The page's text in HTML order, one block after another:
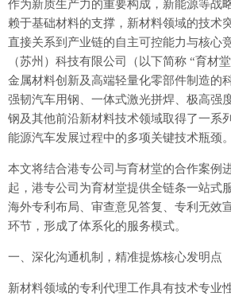
作为新质生产力的重要构成，新能源等战
赖于基础材料的支撑，新材料领域的技术
直接关系到产业链的自主可控能力与核心
（苏州）科技有限公司（以下简称 “育材
金属材料创新及高端轻量化零部件制造的
强韧汽车用钢、一体式激光拼焊、极高强
钢及其他前沿新材料技术领域取得了一系
能源汽车发展过程中的多项关键技术瓶颈。
本文将结合港专公司与育材堂的合作案例
起，港专公司为育材堂提供全链条一站式
海外专利布局、审查意见答复、专利无效
环节，形成了体系化的服务模式。
一、深化沟通机制，精准提炼核心发明点
新材料领域的专利代理工作具有技术专业